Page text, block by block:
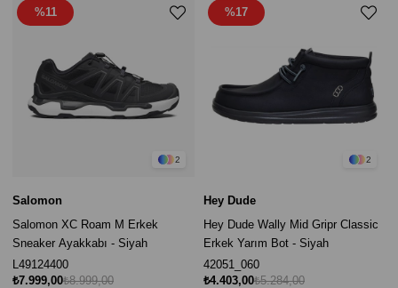
2
Salomon
Salomon XC Roam M Erkek
Sneaker Ayakkabı - Siyah
L49124400
₺7.999,00₺8.999,00
%11
2
Hey Dude
Hey Dude Wally Mid Gripr Classic
Erkek Yarım Bot - Siyah
42051_060
₺4.403,00₺5.284,00
%17